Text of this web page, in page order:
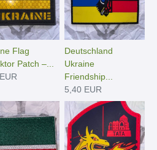
Flag
Patch –...
Deutschland
Ukraine
Friendship...
5,40 EUR